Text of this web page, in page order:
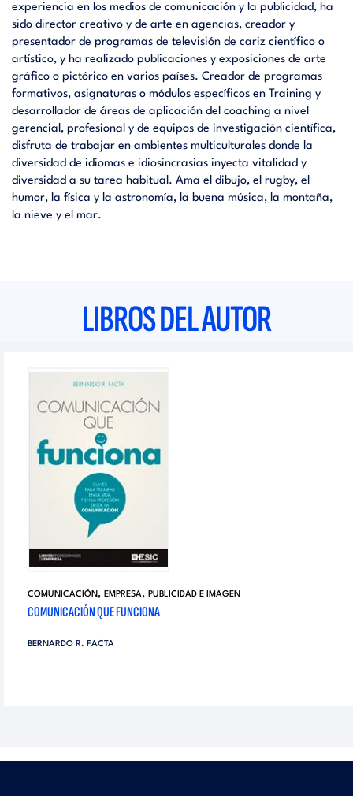
experiencia en los medios de comunicación y la publicidad, ha
sido director creativo y de arte en agencias, creador y
presentador de programas de televisión de cariz científico o
artístico, y ha realizado publicaciones y exposiciones de arte
gráfico o pictórico en varios países. Creador de programas
formativos, asignaturas o módulos específicos en Training y
desarrollador de áreas de aplicación del coaching a nivel
gerencial, profesional y de equipos de investigación científica,
disfruta de trabajar en ambientes multiculturales donde la
diversidad de idiomas e idiosincrasias inyecta vitalidad y
diversidad a su tarea habitual. Ama el dibujo, el rugby, el
humor, la física y la astronomía, la buena música, la montaña,
la nieve y el mar.
LIBROS DEL AUTOR
COMUNICACIÓN, EMPRESA, PUBLICIDAD E IMAGEN
COMUNICACIÓN QUE FUNCIONA
BERNARDO R. FACTA